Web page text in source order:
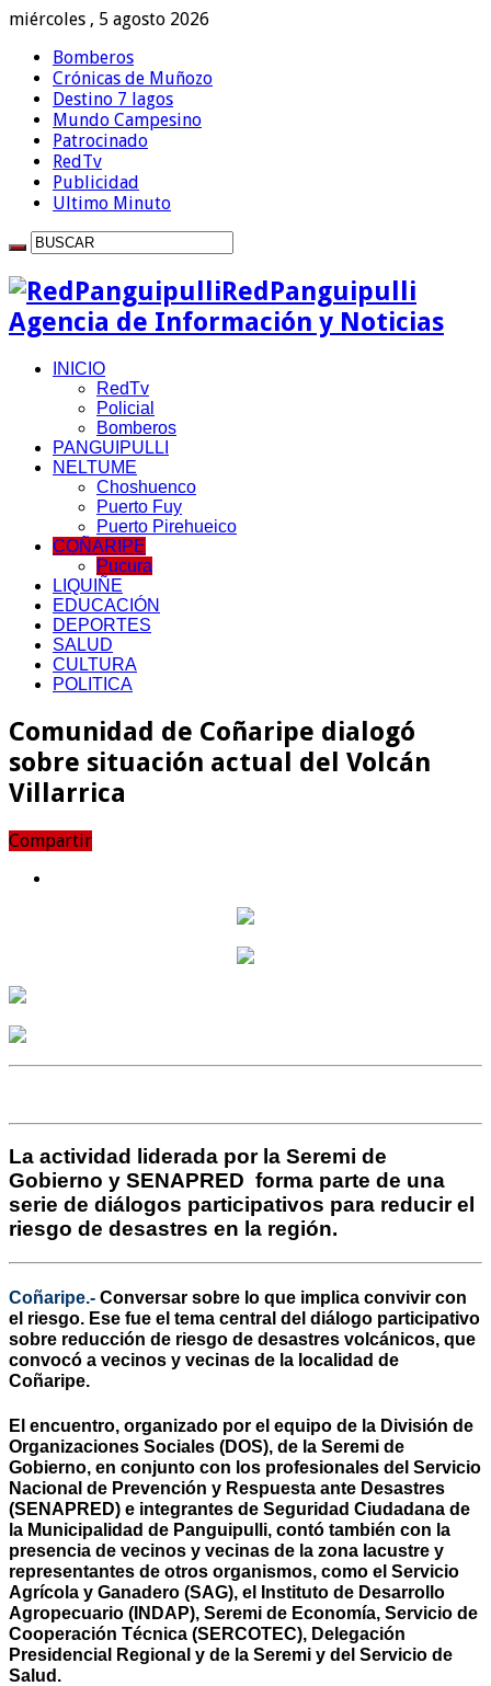
miércoles , 5 agosto 2026
Bomberos
Crónicas de Muñozo
Destino 7 lagos
Mundo Campesino
Patrocinado
RedTv
Publicidad
Ultimo Minuto
RedPanguipulli
Agencia de Información y Noticias
INICIO
RedTv
Policial
Bomberos
PANGUIPULLI
NELTUME
Choshuenco
Puerto Fuy
Puerto Pirehueico
COÑARIPE
Pucura
LIQUIÑE
EDUCACIÓN
DEPORTES
SALUD
CULTURA
POLITICA
Comunidad de Coñaripe dialogó
sobre situación actual del Volcán
Villarrica
Compartir
La actividad liderada por la Seremi de
Gobierno y SENAPRED forma parte de una
serie de diálogos participativos para reducir el
riesgo de desastres en la región.
Coñaripe.- Conversar sobre lo que implica convivir con
el riesgo. Ese fue el tema central del diálogo participativo
sobre reducción de riesgo de desastres volcánicos, que
convocó a vecinos y vecinas de la localidad de
Coñaripe.
El encuentro, organizado por el equipo de la División de
Organizaciones Sociales (DOS), de la Seremi de
Gobierno, en conjunto con los profesionales del Servicio
Nacional de Prevención y Respuesta ante Desastres
(SENAPRED) e integrantes de Seguridad Ciudadana de
la Municipalidad de Panguipulli, contó también con la
presencia de vecinos y vecinas de la zona lacustre y
representantes de otros organismos, como el Servicio
Agrícola y Ganadero (SAG), el Instituto de Desarrollo
Agropecuario (INDAP), Seremi de Economía, Servicio de
Cooperación Técnica (SERCOTEC), Delegación
Presidencial Regional y de la Seremi y del Servicio de
Salud.